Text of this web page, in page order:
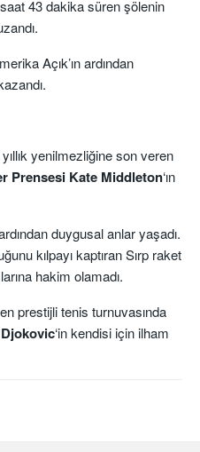
43 dakika süren şölenin
Açık’ın ardından
yenilmezliğine son veren
Prensesi Kate Middleton‘ın
duygusal anlar yaşadı.
kılpayı kaptıran Sırp raket
hakim olamadı.
prestijli tenis turnuvasında
Djokovic‘in kendisi için ilham